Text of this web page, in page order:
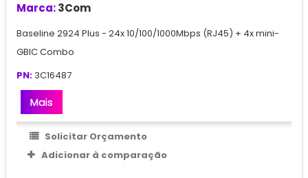
Marca:3Com
Baseline 2924 Plus - 24x 10/100/1000Mbps (RJ45) + 4x mini-
GBIC Combo
PN: 3C16487
Mais
Solicitar Orçamento
Adicionar à comparação